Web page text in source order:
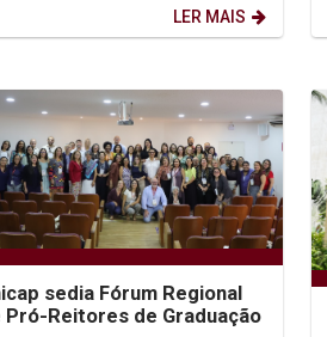
etapa da formação...LER MAIS
sedia Fórum Regional
Pró-Reitores de Graduação